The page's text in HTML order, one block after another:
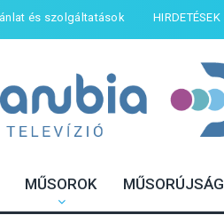
és szolgáltatások HIRDETÉSEK
MŰSOROK MŰSORÚJSÁG